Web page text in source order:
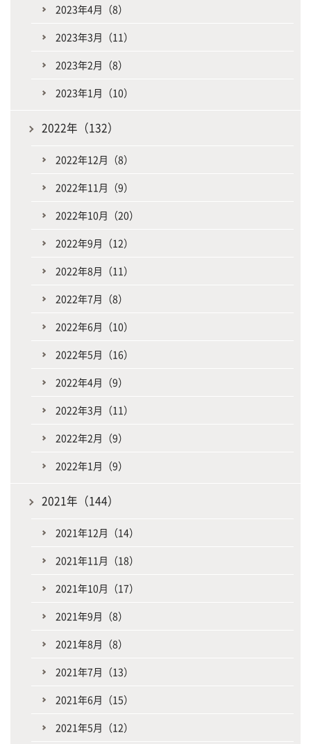
2023年4月（8）
2023年3月（11）
2023年2月（8）
2023年1月（10）
2022年（132）
2022年12月（8）
2022年11月（9）
2022年10月（20）
2022年9月（12）
2022年8月（11）
2022年7月（8）
2022年6月（10）
2022年5月（16）
2022年4月（9）
2022年3月（11）
2022年2月（9）
2022年1月（9）
2021年（144）
2021年12月（14）
2021年11月（18）
2021年10月（17）
2021年9月（8）
2021年8月（8）
2021年7月（13）
2021年6月（15）
2021年5月（12）